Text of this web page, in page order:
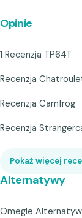
Opinie
1 Recenzja TP64T
Recenzja
Recenzja Camfrog
Recenzja
Pokaż więcej
Alternatywy
Omegle